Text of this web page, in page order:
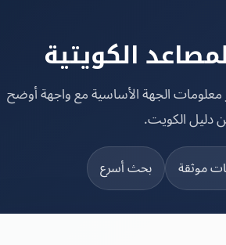
الكويتية
الجهة الأساسية مع واجهة أوضح
الكويت.
بحث أسرع